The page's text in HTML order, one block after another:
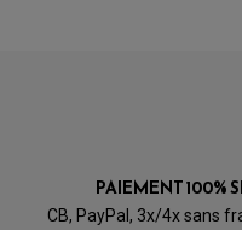
PAIEMENT 100%
CB, PayPal, 3x/4x sans